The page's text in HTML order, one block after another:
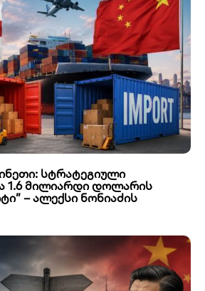
სტრატეგიული
1.6 მილიარდი დოლარის
– ალექსი ნონიაძის